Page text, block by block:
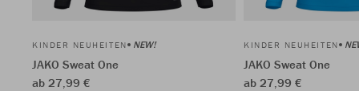
KINDER NEUHEITEN NEW!
JAKO Sweat One
ab 27,99 €
KINDER NEUHEITEN
JAKO Sweat One
ab 27,99 €